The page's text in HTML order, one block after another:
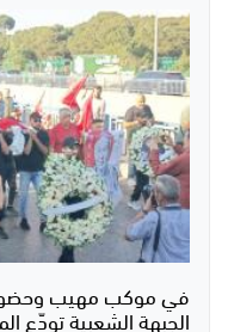
في موكب مهيب
الجبهة الشعبية تودّع